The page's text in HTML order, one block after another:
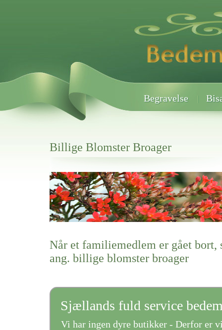
Begravelse
Billige Blomster Broager
Her hos os får du altid en god afslutning når det gælder
Billige Blomster Broager
vi hjælper i alle faser af begravelsel
Når et familiemedlem er gået bort,
ang. billige blomster broager
Sjællands fuld service
Vi har ingen dyre butikker - Derfor er